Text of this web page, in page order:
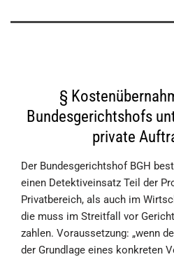
§
Bundesgerichtshofs
private
Der Bundesgerichtshof BGH
einen Detektiveinsatz Teil der
Privatbereich, als auch im
die muss im Streitfall vor
zahlen. Voraussetzung: „wenn
der Grundlage eines konkreten